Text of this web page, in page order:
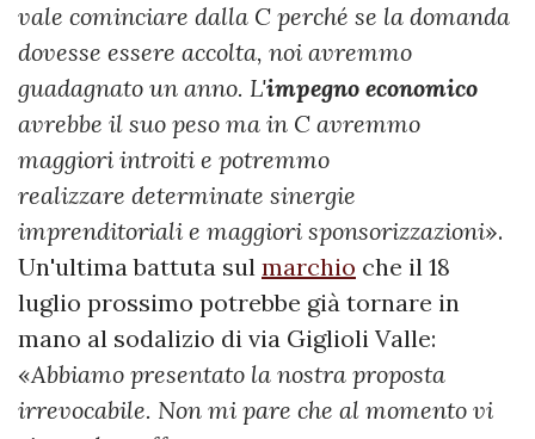
vale cominciare dalla C perché se la domanda
dovesse essere accolta, noi avremmo
guadagnato un anno. L'impegno economico
avrebbe il suo peso ma in C avremmo
maggiori introiti e potremmo
realizzare determinate sinergie
imprenditoriali e maggiori sponsorizzazioni».
Un'ultima battuta sul marchio che il 18
luglio prossimo potrebbe già tornare in
mano al sodalizio di via Giglioli Valle:
«Abbiamo presentato la nostra proposta
irrevocabile. Non mi pare che al momento vi